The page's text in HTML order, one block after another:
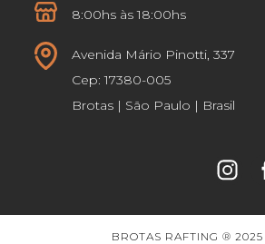
8:00hs às 18:00hs
Avenida Mário Pinotti, 337
Cep: 17380-005
Brotas | São Paulo | Brasil
BROTAS RAFTING ®